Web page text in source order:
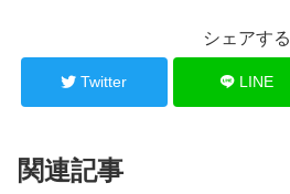
シェアする
Twitter LINE
関連記事